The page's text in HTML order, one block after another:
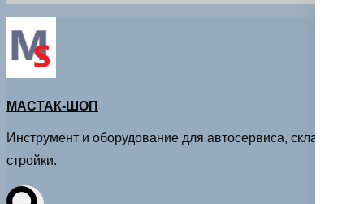
МАСТАК-ШОП
Инструмент и оборудование для автосервиса, склада и
стройки.